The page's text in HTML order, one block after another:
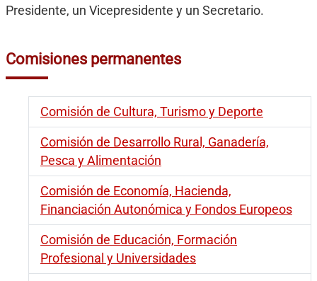
Presidente, un Vicepresidente y un Secretario.
Comisiones permanentes
Comisión de Cultura, Turismo y Deporte
Comisión de Desarrollo Rural, Ganadería,
Pesca y Alimentación
Comisión de Economía, Hacienda,
Financiación Autonómica y Fondos Europeos
Comisión de Educación, Formación
Profesional y Universidades